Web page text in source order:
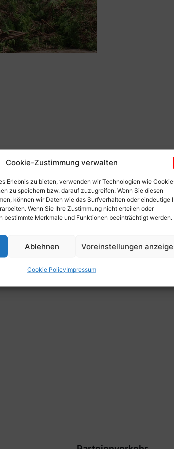
Cookie-Zustimmung verwalten
Erlebnis zu bieten, verwenden wir Technologien wie
zu speichern bzw. darauf zuzugreifen. Wenn Sie diesen
können wir Daten wie das Surfverhalten oder eindeutige
Wenn Sie Ihre Zustimmung nicht erteilen oder
bestimmte Merkmale und Funktionen beeinträchtigt werden.
Ablehnen Voreinstellungen
Cookie PolicyImpressum